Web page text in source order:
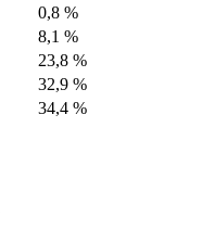
0,8 %
8,1 %
23,8 %
32,9 %
34,4 %